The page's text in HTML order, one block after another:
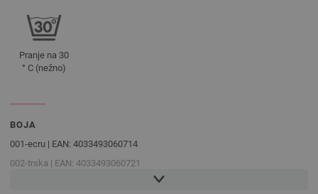
Pranje na 30
° C (nežno)
BOJA
001-ecru | EAN: 4033493060714
002-trska | EAN: 4033493060721
003-tamno smeđa | EAN: 4033493060738